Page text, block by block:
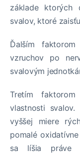
základe ktorých
svalov, ktoré
Ďalším
vzruchov po
svalovým
Tretím
vlastnosti
vyššej miere
pomalé
sa líšia práve